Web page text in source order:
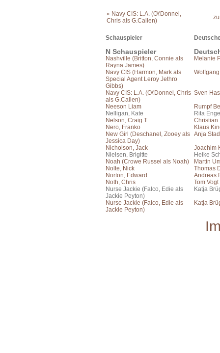
« Navy CIS: L.A. (O\'Donnel,
Chris als G.Callen)
Schauspieler
N Schauspieler
Nashville (Britton, Connie als
Rayna James)
Melanie
Navy CIS (Harmon, Mark als
Special Agent Leroy Jethro
Gibbs)
Navy CIS: L.A. (O\'Donnel, Chris
als G.Callen)
Sven
Neeson Liam
Rumpf
Nelligan, Kate
Rita
Nelson, Craig T.
Christian
Nero, Franko
Klaus
New Girl (Deschanel, Zooey als
Jessica Day)
Anja
Nicholson, Jack
Joachim
Nielsen, Brigitte
Heike
Noah (Crowe Russel als Noah)
Martin
Nolte, Nick
Thomas
Norton, Edward
Andreas
Noth, Chris
Tom Vogt
Nurse Jackie (Falco, Edie als
Jackie Peyton)
Katja
Nurse Jackie (Falco, Edie als
Jackie Peyton)
Katja